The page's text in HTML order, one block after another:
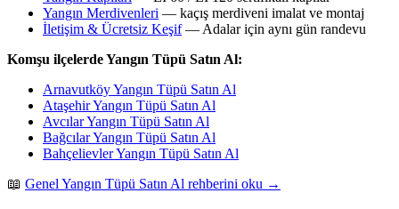
Yangın Merdivenleri — kaçış merdiveni imalat ve montaj
İletişim & Ücretsiz Keşif— Adalar için aynı gün randevu
Komşu ilçelerde Yangın Tüpü Satın Al:
Arnavutköy Yangın Tüpü Satın Al
Ataşehir Yangın Tüpü Satın Al
Avcılar Yangın Tüpü Satın Al
Bağcılar Yangın Tüpü Satın Al
Bahçelievler Yangın Tüpü Satın Al
📖 Genel Yangın Tüpü Satın Al rehberini oku →